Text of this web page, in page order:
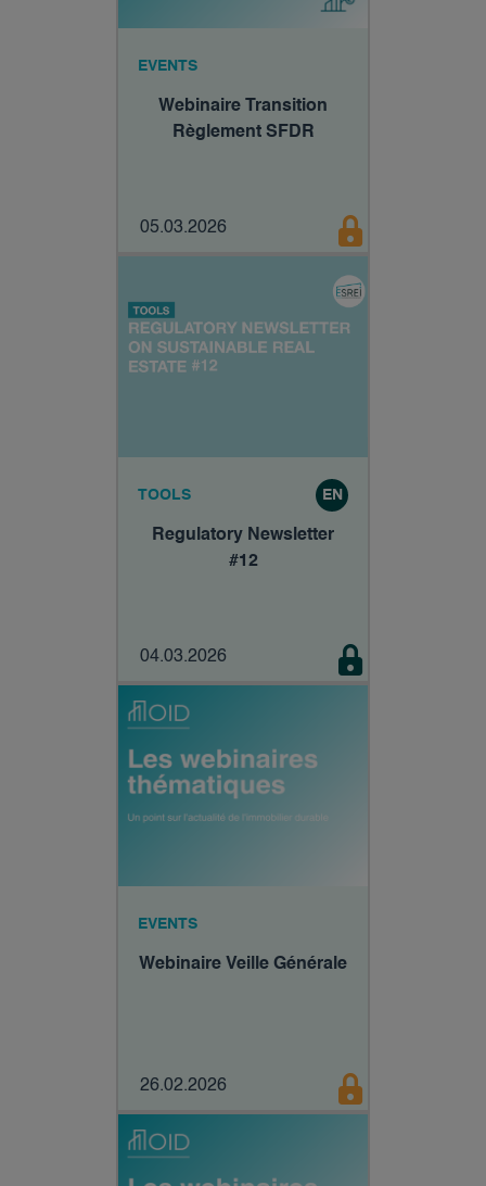
EVENTS
Webinaire Transition
Règlement SFDR
05.03.2026
TOOLS EN
Regulatory Newsletter
#12
04.03.2026
EVENTS
Webinaire Veille Générale
26.02.2026